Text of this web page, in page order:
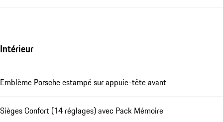
Intérieur
Emblème Porsche estampé sur appuie-tête avant
Sièges Confort (14 réglages) avec Pack Mémoire